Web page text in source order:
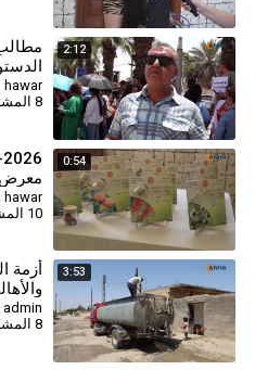
2:12
مطالب
hawar
8 المشاهدات
0:54
معرض-
hawar
10 المشاهدات
3:53
⁣أزمة
admin
8 المشاهدات